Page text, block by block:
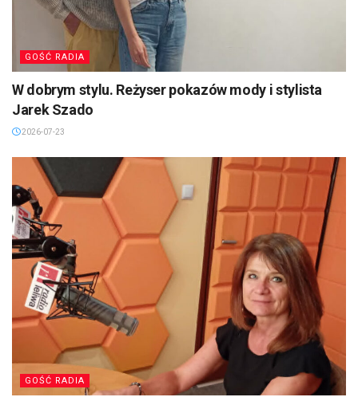
GOŚĆ RADIA
W dobrym stylu. Reżyser pokazów mody i stylista
Jarek Szado
2026-07-23
GOŚĆ RADIA